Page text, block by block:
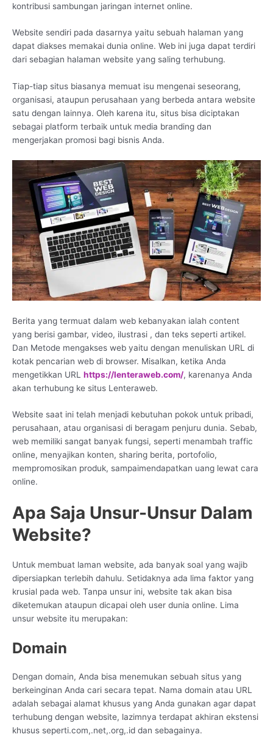
kontribusi sambungan jaringan internet online.
Website sendiri pada dasarnya yaitu sebuah halaman yang
dapat diakses memakai dunia online. Web ini juga dapat terdiri
dari sebagian halaman website yang saling terhubung.
Tiap-tiap situs biasanya memuat isu mengenai seseorang,
organisasi, ataupun perusahaan yang berbeda antara website
satu dengan lainnya. Oleh karena itu, situs bisa diciptakan
sebagai platform terbaik untuk media branding dan
mengerjakan promosi bagi bisnis Anda.
Berita yang termuat dalam web kebanyakan ialah content
yang berisi gambar, video, ilustrasi , dan teks seperti artikel.
Dan Metode mengakses web yaitu dengan menuliskan URL di
kotak pencarian web di browser. Misalkan, ketika Anda
mengetikkan URL https://lenteraweb.com/, karenanya Anda
akan terhubung ke situs Lenteraweb.
Website saat ini telah menjadi kebutuhan pokok untuk pribadi,
perusahaan, atau organisasi di beragam penjuru dunia. Sebab,
web memiliki sangat banyak fungsi, seperti menambah traffic
online, menyajikan konten, sharing berita, portofolio,
mempromosikan produk, sampaimendapatkan uang lewat cara
online.
Apa Saja Unsur-Unsur Dalam
Website?
Untuk membuat laman website, ada banyak soal yang wajib
dipersiapkan terlebih dahulu. Setidaknya ada lima faktor yang
krusial pada web. Tanpa unsur ini, website tak akan bisa
diketemukan ataupun dicapai oleh user dunia online. Lima
unsur website itu merupakan:
Domain
Dengan domain, Anda bisa menemukan sebuah situs yang
berkeinginan Anda cari secara tepat. Nama domain atau URL
adalah sebagai alamat khusus yang Anda gunakan agar dapat
terhubung dengan website, lazimnya terdapat akhiran ekstensi
khusus seperti.com,.net,.org,.id dan sebagainya.